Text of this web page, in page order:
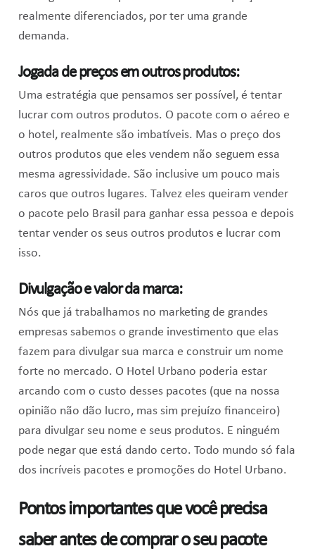
realmente diferenciados, por ter uma grande
demanda.
Jogada de preços em outros produtos:
Uma estratégia que pensamos ser possível, é tentar
lucrar com outros produtos. O pacote com o aéreo e
o hotel, realmente são imbatíveis. Mas o preço dos
outros produtos que eles vendem não seguem essa
mesma agressividade. São inclusive um pouco mais
caros que outros lugares. Talvez eles queiram vender
o pacote pelo Brasil para ganhar essa pessoa e depois
tentar vender os seus outros produtos e lucrar com
isso.
Divulgação e valor da marca:
Nós que já trabalhamos no marketing de grandes
empresas sabemos o grande investimento que elas
fazem para divulgar sua marca e construir um nome
forte no mercado. O Hotel Urbano poderia estar
arcando com o custo desses pacotes (que na nossa
opinião não dão lucro, mas sim prejuízo financeiro)
para divulgar seu nome e seus produtos. E ninguém
pode negar que está dando certo. Todo mundo só fala
dos incríveis pacotes e promoções do Hotel Urbano.
Pontos importantes que você precisa
saber antes de comprar o seu pacote